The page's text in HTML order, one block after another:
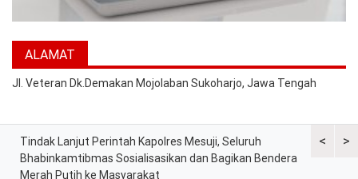
ALAMAT
Jl. Veteran Dk.Demakan Mojolaban Sukoharjo, Jawa Tengah
<
Tindak Lanjut Perintah Kapolres Mesuji, Seluruh
Bhabinkamtibmas Sosialisasikan dan Bagikan Bendera
Merah Putih ke Masyarakat
Sat
>